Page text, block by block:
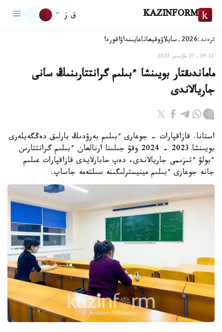
KAZINFORM ق ز
ترەند:2026-سايلاۋ وقيعاتاعايىنداۋاقوردا
19:11, 27 ماۋسىم 2023
ماماندىقتار بويىنشا ءبىلىم گرانتتارىنىڭ سانى
جاريالاندى
استانا. قازاقپارات - جوعارى ءبىلىم بەرۋدىڭ بارلىق دەڭگەيلەرى
بويىنشا 2023 - 2024 وقۋ جىلىنا ارنالعان ءبىلىم گرانتتارىن
ءبولۋ ءتىزىمى جاريالاندى، دەپ حابارلايدى قازاقپارات عىلىم
جانە جوعارى ءبىلىم مينيسترلىگىنە سىلتەمە جاساپ.